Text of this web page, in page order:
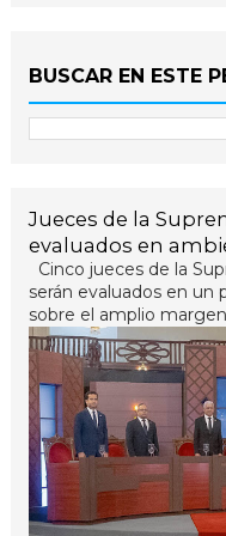
BUSCAR EN ESTE
Jueces de la
evaluados en
Cinco jueces de la
serán evaluados en un
sobre el amplio